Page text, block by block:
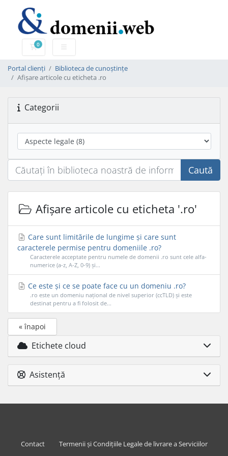
0
Coș de cumpărături
Portal clienți
Biblioteca de cunoștințe
Afișare articole cu eticheta .ro
Categorii
Caută
Afișare articole cu eticheta '.ro'
Care sunt limitările de lungime și care sunt
caracterele permise pentru domeniile .ro?
Caracterele acceptate pentru numele de domenii .ro sunt cele alfa-
numerice (a-z, A-Z, 0-9) și...
Ce este și ce se poate face cu un domeniu .ro?
.ro este un domeniu național de nivel superior (ccTLD) și este
destinat pentru a fi folosit de...
« înapoi
Etichete cloud
Asistență
Contact Termenii și Condițiile Legale de livrare a Serviciilor